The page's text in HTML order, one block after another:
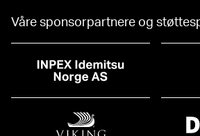
Våre sponsorpartnere og